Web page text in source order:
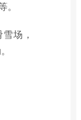
场，